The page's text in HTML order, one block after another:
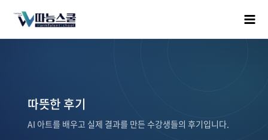
따뜻한 후기
AI 아트를 배우고 실제 결과를 만든 수강생들의 후기입니다.